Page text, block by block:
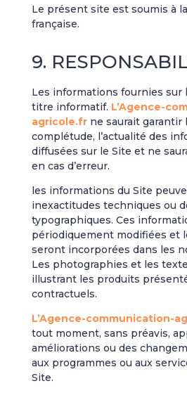
Le présent site est soumis à
française.
9.
Les informations fournies sur
titre informatif. L’Agence-
agricole.frne saurait garantir
complétude, l’actualité des
diffusées sur le Site et ne
en cas d’erreur.
les informations du Site
inexactitudes techniques ou
typographiques. Ces
périodiquement modifiées et
seront incorporées dans les
Les photographies et les
illustrant les produits
contractuels.
L’Agence-communication-
tout moment, sans préavis,
améliorations ou des
aux programmes ou aux
Site.